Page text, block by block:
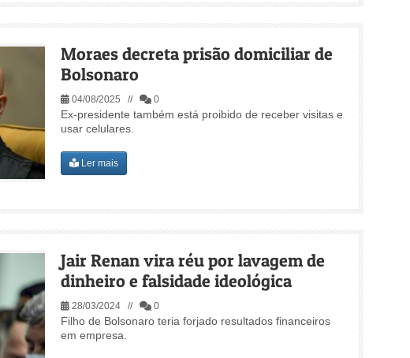
Moraes decreta prisão domiciliar de
Bolsonaro
04/08/2025 // 0
Ex-presidente também está proibido de receber visitas e
usar celulares.
Ler mais
Jair Renan vira réu por lavagem de
dinheiro e falsidade ideológica
28/03/2024 // 0
Filho de Bolsonaro teria forjado resultados financeiros
em empresa.